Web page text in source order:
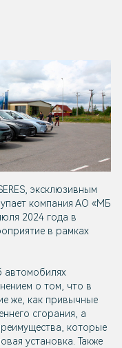
эксклюзивным
компания АО «МБ
2024 года в
в рамках
автомобилях
о том, что в
же, как привычные
сгорания, а
которые
установка. Также